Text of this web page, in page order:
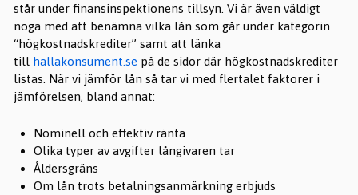
står under finansinspektionens tillsyn. Vi är även väldigt
noga med att benämna vilka lån som går under kategorin
“högkostnadskrediter” samt att länka
till hallakonsument.se på de sidor där högkostnadskrediter
listas. När vi jämför lån så tar vi med flertalet faktorer i
jämförelsen, bland annat:
Nominell och effektiv ränta
Olika typer av avgifter långivaren tar
Åldersgräns
Om lån trots betalningsanmärkning erbjuds